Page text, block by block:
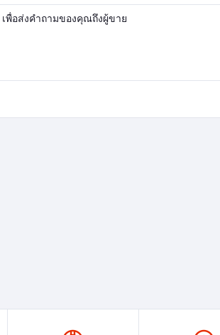
เพื่อส่งคำถามของคุณถึงผู้ขาย